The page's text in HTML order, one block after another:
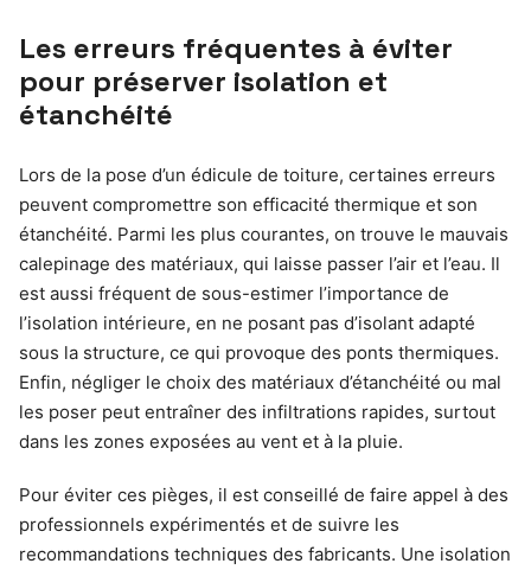
Les erreurs fréquentes à éviter
pour préserver isolation et
étanchéité
Lors de la pose d’un édicule de toiture, certaines erreurs
peuvent compromettre son efficacité thermique et son
étanchéité. Parmi les plus courantes, on trouve le mauvais
calepinage des matériaux, qui laisse passer l’air et l’eau. Il
est aussi fréquent de sous-estimer l’importance de
l’isolation intérieure, en ne posant pas d’isolant adapté
sous la structure, ce qui provoque des ponts thermiques.
Enfin, négliger le choix des matériaux d’étanchéité ou mal
les poser peut entraîner des infiltrations rapides, surtout
dans les zones exposées au vent et à la pluie.
Pour éviter ces pièges, il est conseillé de faire appel à des
professionnels expérimentés et de suivre les
recommandations techniques des fabricants. Une isolation